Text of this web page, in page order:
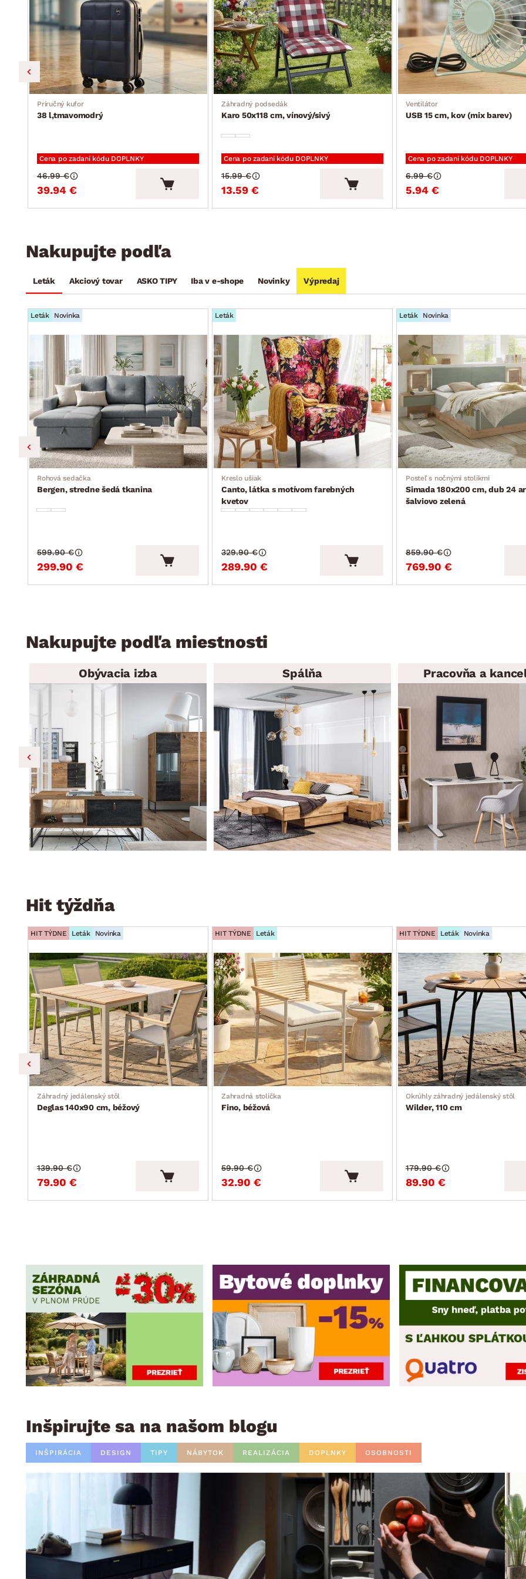
Príručný kufor
38 l,tmavomodrý
Cena po zadaní kódu DOPLNKY
39.94 €
46.99 €
Záhradný podsedák
Karo 50x118 cm, vínový/sivý
Cena po zadaní kódu DOPLNKY
13.59 €
15.99 €
Ventilátor
USB 15 cm, kov (mix barev)
Cena po zadaní kódu DOPLNKY
5.94 €
6.99 €
Nakupujte podľa
Leták Akciový tovar ASKO TIPY Iba v e-shope Novinky Výpredaj
Leták Novinka
Rohová sedačka
Bergen, stredne šedá tkanina
299.90 €
599.90 €
Leták
Kreslo ušiak
Canto, látka s motívom farebných
kvetov
289.90 €
329.90 €
Leták Novinka
Posteľ s nočnými stolíkmi
Simada 180x200 cm, dub 24
šalviovo zelená
769.90 €
859.90 €
Nakupujte podľa miestnosti
Obývacia izba Spálňa Pracovňa a
Hit týždňa
HIT TÝDNE Leták Novinka
Záhradný jedálenský stôl
Deglas 140x90 cm, béžový
79.90 €
139.90 €
HIT TÝDNE Leták
Zahradná stolička
Fino, béžová
32.90 €
59.90 €
HIT TÝDNE Leták Novinka
Okrúhly záhradný jedálenský stôl
Wilder, 110 cm
89.90 €
179.90 €
Inšpirujte sa na našom blogu
INŠPIRÁCIA DESIGN TIPY NÁBYTOK REALIZÁCIA DOPLNKY OSOBNOSTI